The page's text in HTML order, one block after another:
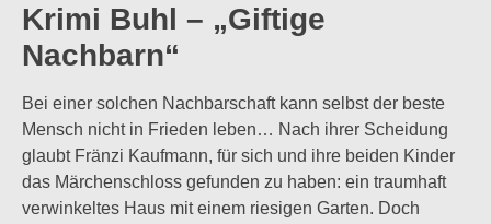
Krimi Buhl – „Giftige
Nachbarn“
​Bei einer solchen Nachbarschaft kann selbst der beste
Mensch nicht in Frieden leben… Nach ihrer Scheidung
glaubt Fränzi Kaufmann, für sich und ihre beiden Kinder
das Märchenschloss gefunden zu haben: ein traumhaft
verwinkeltes Haus mit einem riesigen Garten. Doch